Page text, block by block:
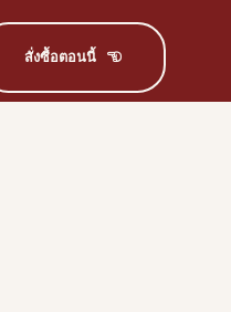
สั่งซื้อตอนนี้